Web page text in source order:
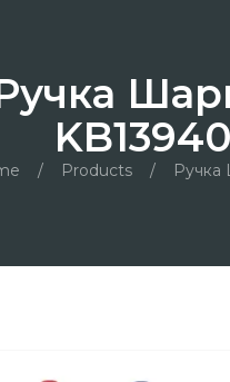
/ Products / Ручка